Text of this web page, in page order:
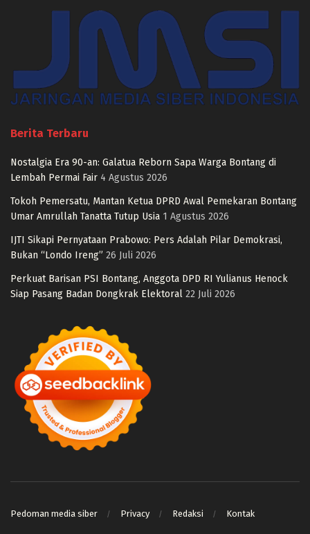
Berita Terbaru
Nostalgia Era 90-an: Galatua Reborn Sapa Warga Bontang di
Lembah Permai Fair 4 Agustus 2026
Tokoh Pemersatu, Mantan Ketua DPRD Awal Pemekaran Bontang
Umar Amrullah Tanatta Tutup Usia 1 Agustus 2026
IJTI Sikapi Pernyataan Prabowo: Pers Adalah Pilar Demokrasi,
Bukan “Londo Ireng” 26 Juli 2026
Perkuat Barisan PSI Bontang, Anggota DPD RI Yulianus Henock
Siap Pasang Badan Dongkrak Elektoral 22 Juli 2026
Pedoman media siber Privacy Redaksi Kontak